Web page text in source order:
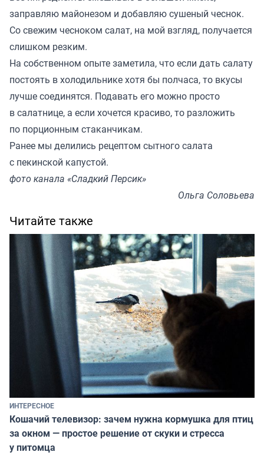
заправляю майонезом и добавляю сушеный чеснок.
Со свежим чесноком салат, на мой взгляд, получается
слишком резким.
На собственном опыте заметила, что если дать салату
постоять в холодильнике хотя бы полчаса, то вкусы
лучше соединятся. Подавать его можно просто
в салатнице, а если хочется красиво, то разложить
по порционным стаканчикам.
Ранее мы делились рецептом сытного салата
с пекинской капустой.
фото канала «Сладкий Персик»
Ольга Соловьева
Читайте также
ИНТЕРЕСНОЕ
Кошачий телевизор: зачем нужна кормушка для птиц
за окном — простое решение от скуки и стресса
у питомца